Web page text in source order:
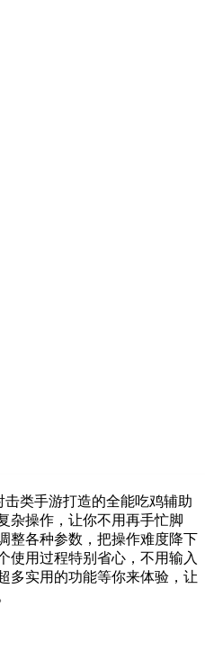
击类手游打造的全能吃鸡辅助
杂操作，让你不用再手忙脚
整各种参数，把操作难度降下
使用过程特别省心，不用输入
多实用的功能等你来体验，让